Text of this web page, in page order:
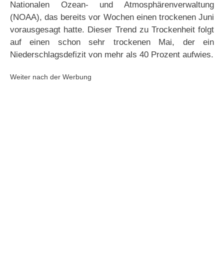
Nationalen Ozean- und Atmosphärenverwaltung
(NOAA), das bereits vor Wochen einen trockenen Juni
vorausgesagt hatte. Dieser Trend zu Trockenheit folgt
auf einen schon sehr trockenen Mai, der ein
Niederschlagsdefizit von mehr als 40 Prozent aufwies.
Weiter nach der Werbung